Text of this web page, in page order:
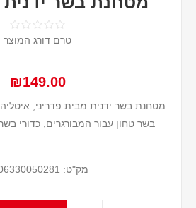
טרם דורג המוצר
₪149.00
מטחנת בשר ידנית מבית פדריני,
בשר טחון עבור המבורגרים, כדורי
מק"ט: